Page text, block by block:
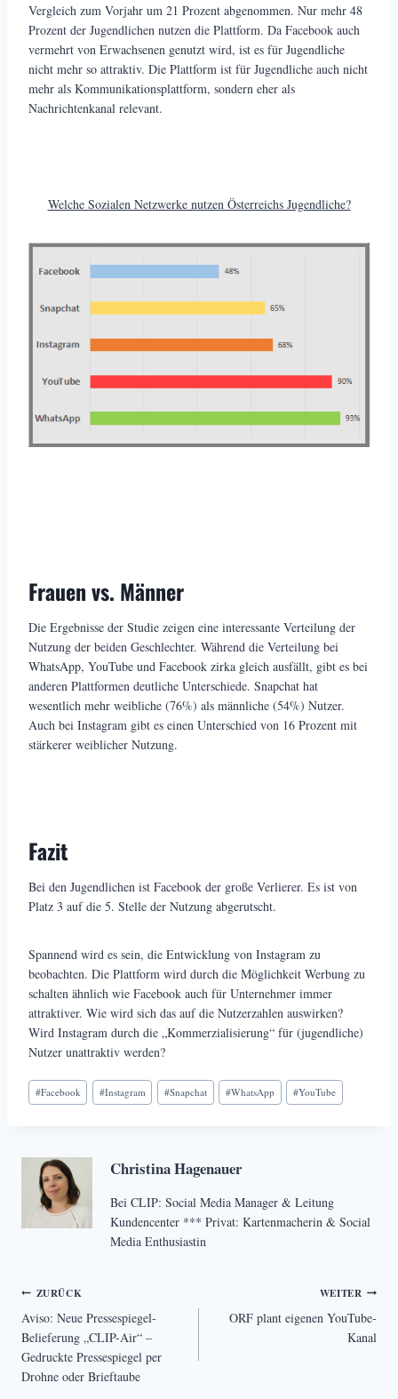
Vergleich zum Vorjahr um 21 Prozent abgenommen. Nur mehr 48
Prozent der Jugendlichen nutzen die Plattform. Da Facebook auch
vermehrt von Erwachsenen genutzt wird, ist es für Jugendliche
nicht mehr so attraktiv. Die Plattform ist für Jugendliche auch nicht
mehr als Kommunikationsplattform, sondern eher als
Nachrichtenkanal relevant.
Welche Sozialen Netzwerke nutzen Österreichs Jugendliche?
Frauen vs. Männer
Die Ergebnisse der Studie zeigen eine interessante Verteilung der
Nutzung der beiden Geschlechter. Während die Verteilung bei
WhatsApp, YouTube und Facebook zirka gleich ausfällt, gibt es bei
anderen Plattformen deutliche Unterschiede. Snapchat hat
wesentlich mehr weibliche (76%) als männliche (54%) Nutzer.
Auch bei Instagram gibt es einen Unterschied von 16 Prozent mit
stärkerer weiblicher Nutzung.
Fazit
Bei den Jugendlichen ist Facebook der große Verlierer. Es ist von
Platz 3 auf die 5. Stelle der Nutzung abgerutscht.
Spannend wird es sein, die Entwicklung von Instagram zu
beobachten. Die Plattform wird durch die Möglichkeit Werbung zu
schalten ähnlich wie Facebook auch für Unternehmer immer
attraktiver. Wie wird sich das auf die Nutzerzahlen auswirken?
Wird Instagram durch die „Kommerzialisierung“ für (jugendliche)
Nutzer unattraktiv werden?
Schlagworte:
#Facebook #Instagram #Snapchat #WhatsApp #YouTube
Christina Hagenauer
Bei CLIP: Social Media Manager & Leitung
Kundencenter *** Privat: Kartenmacherin & Social
Media Enthusiastin
Beitragsnavigation
ZURÜCK
Aviso: Neue Pressespiegel-
Belieferung „CLIP-Air“ –
Gedruckte Pressespiegel per
Drohne oder Brieftaube
WEITER
ORF plant eigenen YouTube-
Kanal